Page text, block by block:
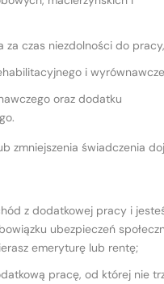
za czas niezdolności do pracy,
i
oraz dodatku
zmniejszenia świadczenia
z dodatkowej pracy i
ubezpieczeń
emeryturę lub rentę;
pracę, od której nie